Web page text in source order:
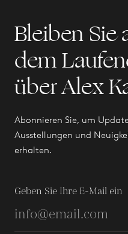
Bleiben Sie
dem
über Alex
Abonnieren Sie, um
Ausstellungen und
erhalten.
Geben Sie Ihre E-Mail ein